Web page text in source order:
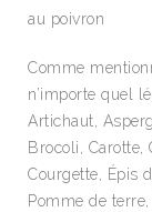
au poivron
Comme
n’importe quel
Artichaut,
Brocoli, Carotte,
Courgette, Épis
Pomme de